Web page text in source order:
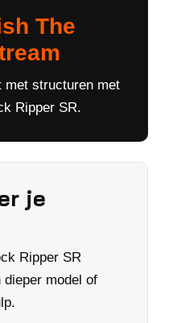
The
met structuren met
Ripper SR.
je
Ripper SR
model of